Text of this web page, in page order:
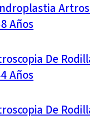
Años
De
Años
De